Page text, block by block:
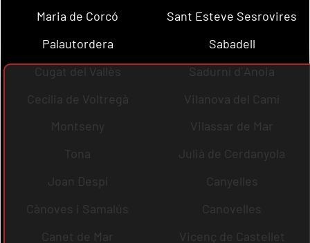
Maria de Corcó
Sant Esteve Sesrovires
Palautordera
Sabadell
Cugat del Vallès
Sadurní d´Anoia
Cecília de Voltregà
Vilanova del Camí
Montseny
Vilassar de Mar
Tona
Julià de Cerdanyola
Joan Despí
Canyelles
Cànoves i Samalús
Canovelles
Canet de Mar
Vicenç de Castellet